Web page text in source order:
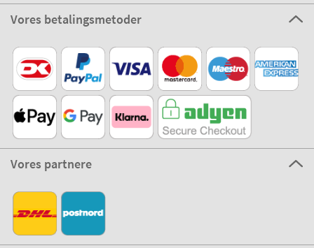
Vores betalingsmetoder
Vores partnere